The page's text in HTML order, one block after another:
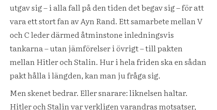
utgav sig – i alla fall på den tiden det begav sig – för att
vara ett stort fan av Ayn Rand. Ett samarbete mellan V
och C leder därmed åtminstone inledningsvis
tankarna – utan jämförelser i övrigt – till pakten
mellan Hitler och Stalin. Hur i hela friden ska en sådan
pakt hålla i längden, kan man ju fråga sig.
Men skenet bedrar. Eller snarare: liknelsen haltar.
Hitler och Stalin var verkligen varandras motsatser,